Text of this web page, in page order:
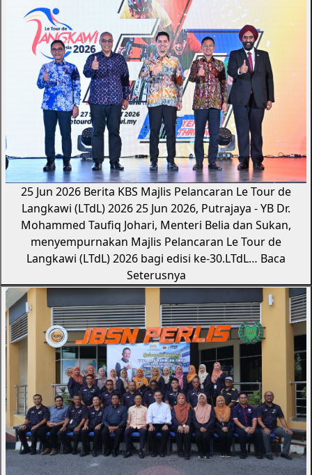
25 Jun 2026 Berita KBS Majlis Pelancaran Le Tour de
Langkawi (LTdL) 202625 Jun 2026, Putrajaya - YB Dr.
Mohammed Taufiq Johari, Menteri Belia dan Sukan,
menyempurnakan Majlis Pelancaran Le Tour de
Langkawi (LTdL) 2026 bagi edisi ke-30.LTdL… Baca
Seterusnya